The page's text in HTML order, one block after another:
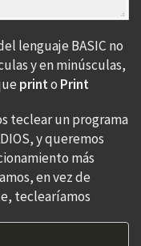
lenguaje BASIC no
y en minúsculas,
printo Print
teclear un programa
y queremos
más
en vez de
teclearíamos